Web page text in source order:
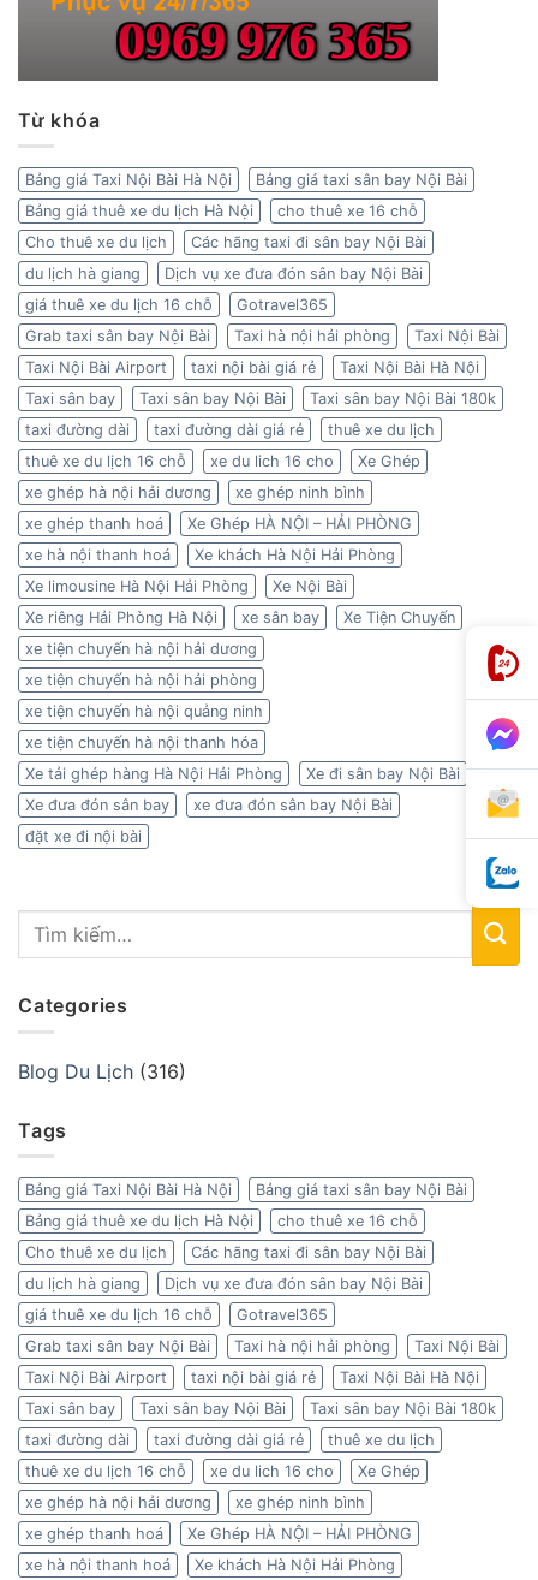
Từ khóa
Bảng giá Taxi Nội Bài Hà Nội
Bảng giá taxi sân bay Nội Bài
Bảng giá thuê xe du lịch Hà Nội
cho thuê xe 16 chỗ
Cho thuê xe du lịch
Các hãng taxi đi sân bay Nội Bài
du lịch hà giang
Dịch vụ xe đưa đón sân bay Nội Bài
giá thuê xe du lịch 16 chỗ
Gotravel365
Grab taxi sân bay Nội Bài
Taxi hà nội hải phòng
Taxi Nội Bài
Taxi Nội Bài Airport
taxi nội bài giá rẻ
Taxi Nội Bài Hà Nội
Taxi sân bay
Taxi sân bay Nội Bài
Taxi sân bay Nội Bài 180k
taxi đường dài
taxi đường dài giá rẻ
thuê xe du lịch
thuê xe du lịch 16 chỗ
xe du lich 16 cho
Xe Ghép
xe ghép hà nội hải dương
xe ghép ninh bình
xe ghép thanh hoá
Xe Ghép HÀ NỘI – HẢI PHÒNG
xe hà nội thanh hoá
Xe khách Hà Nội Hải Phòng
Xe limousine Hà Nội Hải Phòng
Xe Nội Bài
Xe riêng Hải Phòng Hà Nội
xe sân bay
Xe Tiện Chuyến
xe tiện chuyến hà nội hải dương
xe tiện chuyến hà nội hải phòng
xe tiện chuyến hà nội quảng ninh
xe tiện chuyến hà nội thanh hóa
Xe tải ghép hàng Hà Nội Hải Phòng
Xe đi sân bay Nội Bài
Xe đưa đón sân bay
xe đưa đón sân bay Nội Bài
đặt xe đi nội bài
Categories
Blog Du Lịch (316)
Tags
Bảng giá Taxi Nội Bài Hà Nội
Bảng giá taxi sân bay Nội Bài
Bảng giá thuê xe du lịch Hà Nội
cho thuê xe 16 chỗ
Cho thuê xe du lịch
Các hãng taxi đi sân bay Nội Bài
du lịch hà giang
Dịch vụ xe đưa đón sân bay Nội Bài
giá thuê xe du lịch 16 chỗ
Gotravel365
Grab taxi sân bay Nội Bài
Taxi hà nội hải phòng
Taxi Nội Bài
Taxi Nội Bài Airport
taxi nội bài giá rẻ
Taxi Nội Bài Hà Nội
Taxi sân bay
Taxi sân bay Nội Bài
Taxi sân bay Nội Bài 180k
taxi đường dài
taxi đường dài giá rẻ
thuê xe du lịch
thuê xe du lịch 16 chỗ
xe du lich 16 cho
Xe Ghép
xe ghép hà nội hải dương
xe ghép ninh bình
xe ghép thanh hoá
Xe Ghép HÀ NỘI – HẢI PHÒNG
xe hà nội thanh hoá
Xe khách Hà Nội Hải Phòng